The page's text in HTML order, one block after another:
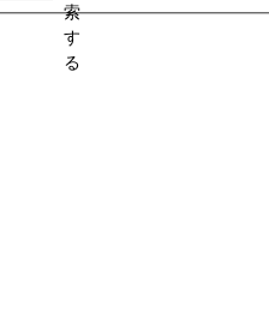
索
す
る